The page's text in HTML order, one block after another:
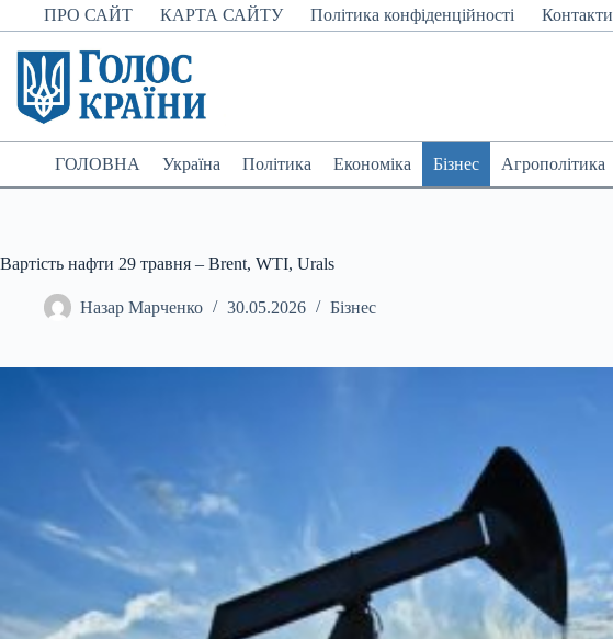
Перейти
до
вмісту
ПРО САЙТ КАРТА САЙТУ Політика конфіденційності Контакти
ГОЛОВНА Україна Політика Економіка Бізнес Агрополітика
Вартість нафти 29 травня – Brent, WTI, Urals
Назар Марченко 30.05.2026 Бізнес